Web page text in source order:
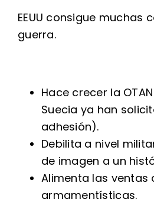
EEUU consigue muchas
guerra.
Hace crecer la
Suecia ya han
adhesión).
Debilita a nivel
de imagen a un
Alimenta las ventas
armamentísticas.